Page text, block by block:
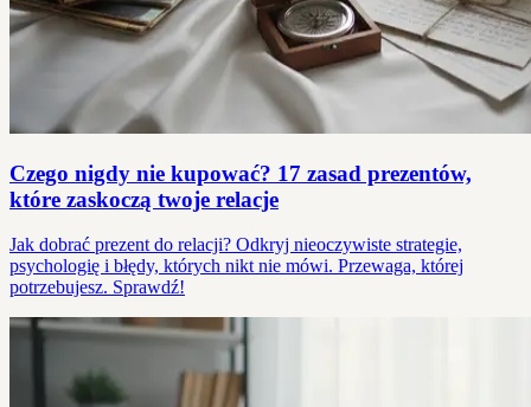
Czego nigdy nie kupować? 17 zasad prezentów,
które zaskoczą twoje relacje
Jak dobrać prezent do relacji? Odkryj nieoczywiste strategie,
psychologię i błędy, których nikt nie mówi. Przewaga, której
potrzebujesz. Sprawdź!